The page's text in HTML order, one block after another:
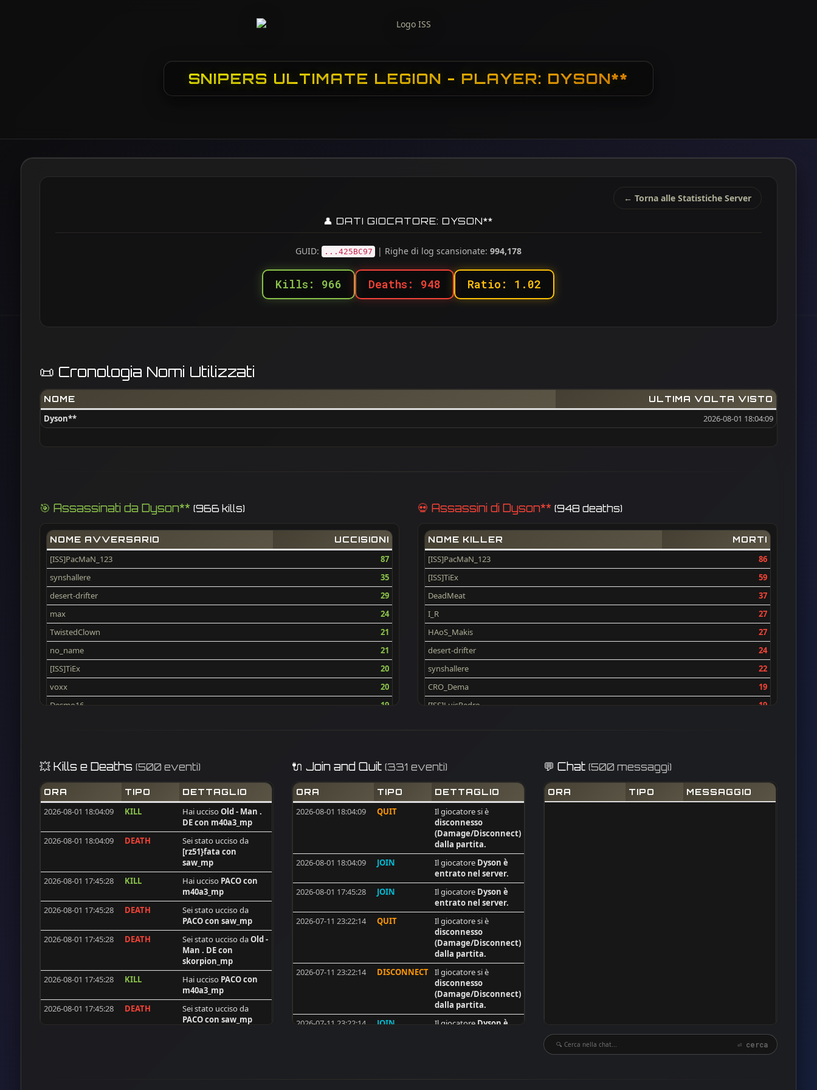
SNIPERS ULTIMATE LEGION - PLAYER: DYSON**
← Torna alle Statistiche Server
👤 DATI GIOCATORE: DYSON**
GUID: ...425BC97 | Righe di log scansionate: 994,178
Kills: 966 Deaths: 948 Ratio: 1.02
📜 Cronologia Nomi Utilizzati
NOME ULTIMA VOLTA VISTO
Dyson** 2026-08-01 18:04:09
🎯 Assassinati da Dyson** (966 kills)
NOME AVVERSARIO UCCISIONI
[ISS]PacMaN_123
87
synshallere
35
desert-drifter
29
max
24
TwistedClown
21
no_name
21
[ISS]TiEx
20
voxx
20
Desmo16
19
dobarkolebac
CRO_Dema
15
ivanvela92
14
[ISS]Nenoos
14
|MGA| SinPiedad
13
flecxs
13
sid
12
PALIATON
12
BAM
12
cptStanko
Brecha
11
💀 Assassini di Dyson** (948 deaths)
NOME KILLER MORTI
[ISS]PacMaN_123
86
[ISS]TiEx
59
DeadMeat
37
I_R
27
HAoS_Makis
27
desert-drifter
24
synshallere
22
CRO_Dema
19
[ISS]LuisPedro
19
[ISS]RaiNTeaR
[ISS]GoldAim
ivanvela92
voxx
[ISS]tofik
TwistedClown
[ISS]Trackerman
Old - Man . DE
[rz51}fata
PACO
|MGA| SinPiedad
d_alb_r
-[V]4L-@-BILL
10
9
💥 Kills e Deaths (500 eventi)
ORA TIPO DETTAGLIO
2026-08-01 18:04:09 KILL Hai uccisoOld - Man .
DEcon m40a3_mp
2026-08-01 18:04:09
DEATH
Sei stato ucciso da
[rz51}fata con
saw_mp
2026-08-01 17:45:28
KILL Hai ucciso PACOcon
m40a3_mp
2026-08-01 17:45:28
DEATH
Sei stato ucciso da
PACOcon saw_mp
2026-08-01 17:45:28
DEATH Sei stato ucciso daOld -
Man . DEcon
skorpion_mp
2026-08-01 17:45:28
KILL Hai ucciso PACOcon
m40a3_mp
2026-08-01 17:45:28
DEATH
Sei stato ucciso da
PACOcon saw_mp
🔌 Join and Quit (331 eventi)
ORA TIPO DETTAGLIO
2026-08-01 18:04:09 QUIT
Il giocatore si è
disconnesso
(Damage/Disconnect)
dalla partita.
2026-08-01 18:04:09
JOIN Il giocatore Dyson è
entrato nel server.
2026-08-01 17:45:28
JOIN Il giocatore Dyson è
entrato nel server.
2026-07-11 23:22:14
QUIT
Il giocatore si è
disconnesso
(Damage/Disconnect)
dalla partita.
2026-07-11 23:22:14
DISCONNECT Il giocatore si è
disconnesso
(Damage/Disconnect)
dalla partita.
2026-07-11 23:22:14
JOIN Il giocatore Dyson è
💬 Chat(500 messaggi)
ORA TIPO MESSAGGIO
⏎ cerca